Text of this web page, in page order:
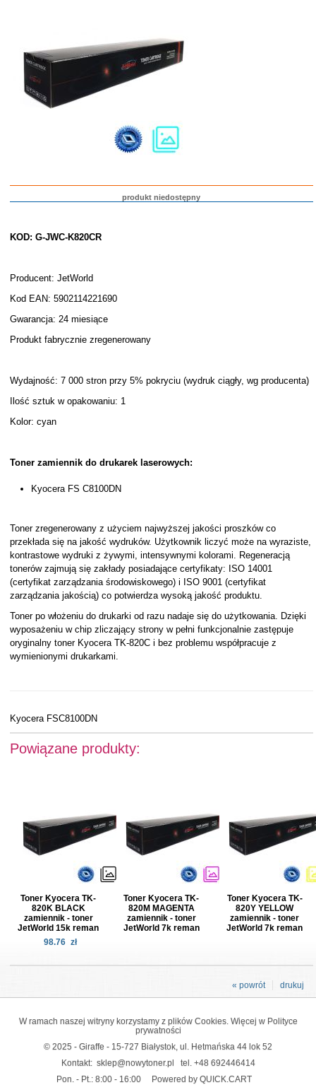
produkt niedostępny
KOD: G-JWC-K820CR
Producent: JetWorld
Kod EAN: 5902114221690
Gwarancja: 24 miesiące
Produkt fabrycznie zregenerowany
Wydajność: 7 000 stron przy 5% pokryciu (wydruk ciągły, wg producenta)
Ilość sztuk w opakowaniu: 1
Kolor: cyan
Toner zamiennik do drukarek laserowych:
Kyocera FS C8100DN
Toner zregenerowany z użyciem najwyższej jakości proszków co
przekłada się na jakość wydruków. Użytkownik liczyć może na wyraziste,
kontrastowe wydruki z żywymi, intensywnymi kolorami. Regeneracją
tonerów zajmują się zakłady posiadające certyfikaty: ISO 14001
(certyfikat zarządzania środowiskowego) i ISO 9001 (certyfikat
zarządzania jakością) co potwierdza wysoką jakość produktu.
Toner po włożeniu do drukarki od razu nadaje się do użytkowania. Dzięki
wyposażeniu w chip zliczający strony w pełni funkcjonalnie zastępuje
oryginalny toner Kyocera TK-820C i bez problemu współpracuje z
wymienionymi drukarkami.
Kyocera FSC8100DN
Powiązane produkty:
Toner Kyocera TK-
820K BLACK
zamiennik - toner
JetWorld 15k reman
98.76 zł
Toner Kyocera TK-
820M MAGENTA
zamiennik - toner
JetWorld 7k reman
Toner Kyocera TK-
820Y YELLOW
zamiennik - toner
JetWorld 7k reman
drukuj
« powrót
W ramach naszej witryny korzystamy z plików Cookies. Więcej w Polityce
prywatności
© 2025 - Giraffe - 15-727 Białystok, ul. Hetmańska 44 lok 52
Kontakt: sklep@nowytoner.pl tel. +48 692446414
Pon. - Pt.: 8:00 - 16:00
Powered by QUICK.CART